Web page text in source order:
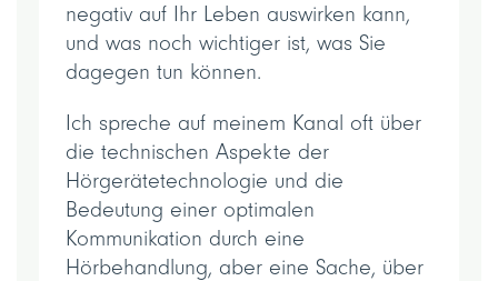
negativ auf Ihr Leben auswirken kann,
und was noch wichtiger ist, was Sie
dagegen tun können.
Ich spreche auf meinem Kanal oft über
die technischen Aspekte der
Hörgerätetechnologie und die
Bedeutung einer optimalen
Kommunikation durch eine
Hörbehandlung, aber eine Sache, über